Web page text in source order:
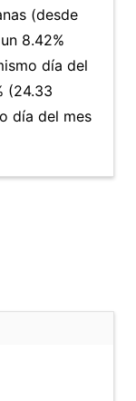
(desde
8.42%
día del
(24.33
día del mes